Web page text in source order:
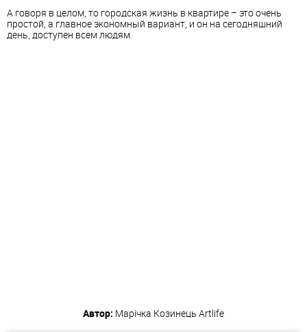
А говоря в целом, то городская жизнь в квартире – это очень
простой, а главное экономный вариант, и он на сегодняшний
день, доступен всем людям.
Автор: Марічка Козинець Artlife